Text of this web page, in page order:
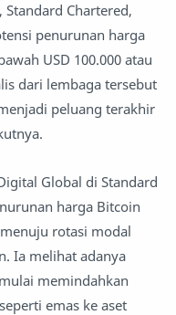
Chartered,
penurunan harga
USD 100.000 atau
dari lembaga tersebut
peluang terakhir
Global di Standard
harga Bitcoin
rotasi modal
Ia melihat adanya
memindahkan
emas ke aset